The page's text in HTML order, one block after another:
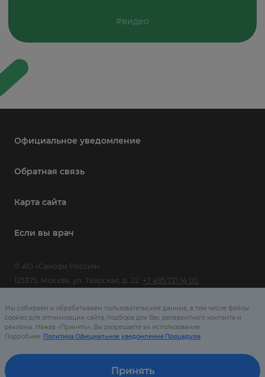
#видео
© АО «Санофи Россия»
125375, Москва, ул. Тверская, д. 22. +7 495 721 14 00,
MAT-RU-2002079-1.0-01/2023
Сайт предназначен только для посетителей из Российской
Федерации
Дата последнего обновления: 17.01.2022 «Все права защищены»
Официальное уведомление
Обратная связь
Карта сайта
Если вы врач
Мы собираем и обрабатываем пользовательские данные, в том числе файлы
cookies для оптимизации сайта, подбора для Вас релевантного контента и
рекламы. Нажав «Принять», Вы разрешаете их использование.
Подробнее: Политика,Официальное уведомление,Процедура
Принять